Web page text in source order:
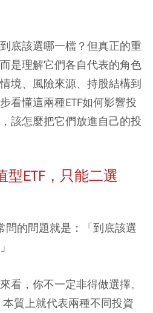
底該選哪一檔？但真正的重
是理解它們各自代表的角色
境、風險來源、持股結構到
看懂這兩種ETF如何影響投
該怎麼把它們放進自己的投
型ETF，只能二選
問的問題就是：「到底該選
看，你不一定非得做選擇。
質上就代表兩種不同投資